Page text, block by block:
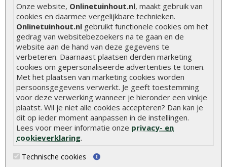
Onze website, Onlinetuinhout.nl, maakt gebruik van
cookies en daarmee vergelijkbare technieken.
Onlinetuinhout.nl gebruikt functionele cookies om het
gedrag van websitebezoekers na te gaan en de
website aan de hand van deze gegevens te
verbeteren. Daarnaast plaatsen derden marketing
cookies om gepersonaliseerde advertenties te tonen.
Met het plaatsen van marketing cookies worden
persoonsgegevens verwerkt. Je geeft toestemming
voor deze verwerking wanneer je hieronder een vinkje
plaatst. Wil je niet alle cookies accepteren? Dan kan je
dit op ieder moment aanpassen in de instellingen.
Lees voor meer informatie onze privacy- en
cookieverklaring.
Technische cookies
Wat u moet weten over hout
Berekenen van de hoeveelheid
Foto's en voorbeelden
Montage
Gekeurd hout
De fundering van een vlonder leggen
Hoe zelf een houten overkapping maken
Hoe zelf een vlonder leggen
Hoe betonpaal plaatsen
Hoe schutting plaatsen